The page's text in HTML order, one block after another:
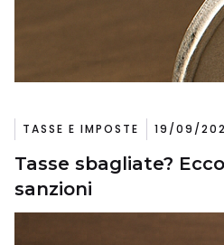
TASSE E IMPOSTE 19/09/
Tasse sbagliate?
sanzioni